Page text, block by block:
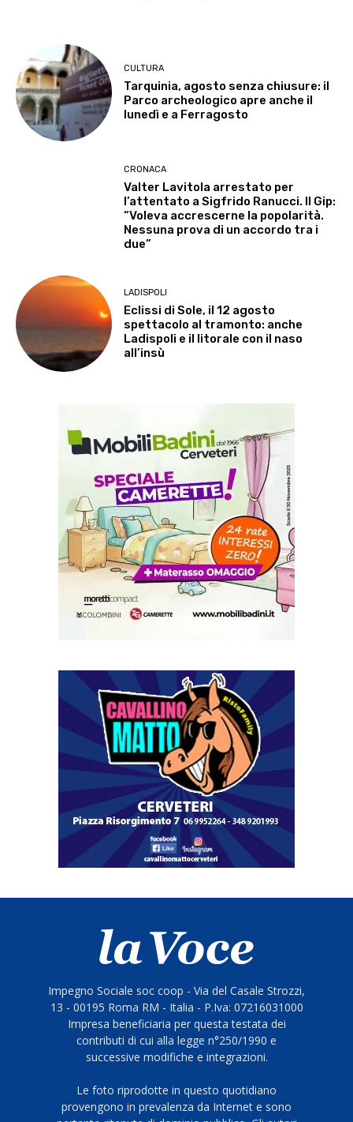
CULTURA
Tarquinia, agosto senza chiusure: il
Parco archeologico apre anche il
lunedì e a Ferragosto
CRONACA
Valter Lavitola arrestato per
l’attentato a Sigfrido Ranucci. Il Gip:
“Voleva accrescerne la popolarità.
Nessuna prova di un accordo tra i
due”
LADISPOLI
Eclissi di Sole, il 12 agosto
spettacolo al tramonto: anche
Ladispoli e il litorale con il naso
all’insù
Impegno Sociale soc coop - Via del Casale Strozzi,
13 - 00195 Roma RM - Italia - P.Iva: 07216031000
Impresa beneficiaria per questa testata dei
contributi di cui alla legge n°250/1990 e
successive modifiche e integrazioni.
Le foto riprodotte in questo quotidiano
provengono in prevalenza da Internet e sono